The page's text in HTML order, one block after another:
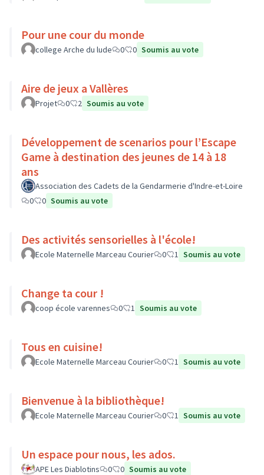
Pour une cour du monde
college Arche du lude 0 0 Soumis au vote
Aire de jeux a Vallères
Projet 0 2 Soumis au vote
Développement de scenarios pour l’Escape
Game à destination des jeunes de 14 à 18
ans
Association des Cadets de la Gendarmerie d'Indre-et-Loire
0
0 Soumis au vote
Des activités sensorielles à l'école!
Ecole Maternelle Marceau Courier 0 1 Soumis au vote
Change ta cour !
coop école varennes 0 1 Soumis au vote
Tous en cuisine!
Ecole Maternelle Marceau Courier 0 1 Soumis au vote
Bienvenue à la bibliothèque!
Ecole Maternelle Marceau Courier 0 1 Soumis au vote
Un espace pour nous, les ados.
APE Les Diablotins 0 0 Soumis au vote